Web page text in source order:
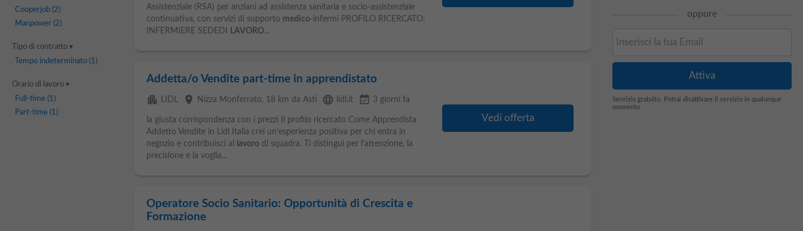
Cooperjob(2)
Manpower(2)
Tipo di contratto
Tempo indeterminato(1)
Orario di lavoro
Full-time(1)
Part-time(1)
Assistenziale (RSA) per anziani ad assistenza sanitaria e socio‑assistenziale
continuativa, con servizi di supporto medico‑infermi PROFILO RICERCATO:
INFERMIERE SEDEDI
LAVORO...
Addetta/o Vendite part-time in apprendistato
apartment LIDL place Nizza Monferrato, 18 km da Asti language lidl.it event_available 3 giorni fa
la giusta corrispondenza con i prezzi Il profilo ricercato Come Apprendista
Addetto Vendite in Lidl Italia crei un’esperienza positiva per chi entra in
negozio e contribuisci al
lavorodi squadra. Ti distingui per l’attenzione, la
precisione e la voglia...
Vedi offerta
Operatore Socio Sanitario: Opportunità di Crescita e
Formazione
oppure
Servizio gratuito. Potrai disattivare il servizio in qualunque
momento